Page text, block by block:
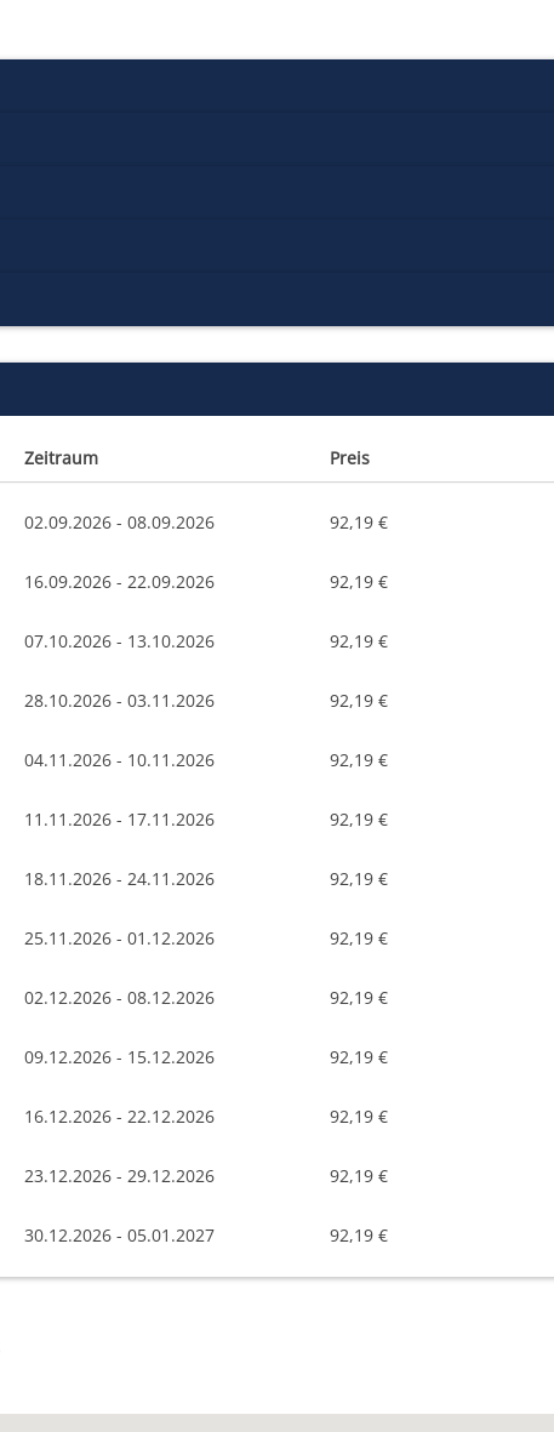
Zeitraum Preis
02.09.2026 - 08.09.2026 92,19 €
16.09.2026 - 22.09.2026 92,19 €
07.10.2026 - 13.10.2026 92,19 €
28.10.2026 - 03.11.2026 92,19 €
04.11.2026 - 10.11.2026 92,19 €
11.11.2026 - 17.11.2026 92,19 €
18.11.2026 - 24.11.2026 92,19 €
25.11.2026 - 01.12.2026 92,19 €
02.12.2026 - 08.12.2026 92,19 €
09.12.2026 - 15.12.2026 92,19 €
16.12.2026 - 22.12.2026 92,19 €
23.12.2026 - 29.12.2026 92,19 €
30.12.2026 - 05.01.2027 92,19 €